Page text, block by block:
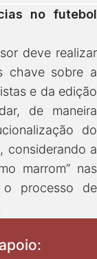
no futebol
deve realizar
chave sobre a
e da edição
de maneira
do
considerando a
marrom” nas
processo de